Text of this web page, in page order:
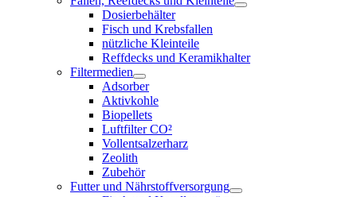
Dosierbehälter
Fisch und Krebsfallen
nützliche Kleinteile
Reffdecks und Keramikhalter
Filtermedien
Adsorber
Aktivkohle
Biopellets
Luftfilter CO²
Vollentsalzerharz
Zeolith
Zubehör
Futter und Nährstoffversorgung